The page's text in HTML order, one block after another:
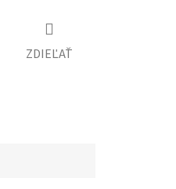
ZDIEĽAŤ